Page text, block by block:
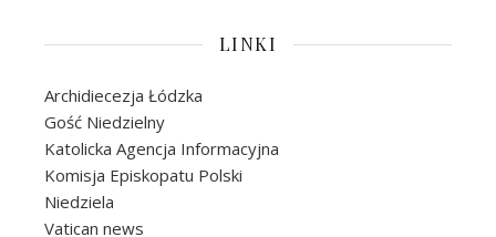
LINKI
Archidiecezja Łódzka
Gość Niedzielny
Katolicka Agencja Informacyjna
Komisja Episkopatu Polski
Niedziela
Vatican news